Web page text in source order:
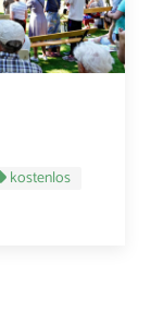
kostenlos